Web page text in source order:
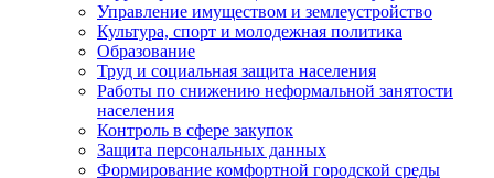
Управление имуществом и землеустройство
Культура, спорт и молодежная политика
Образование
Труд и социальная защита населения
Работы по снижению неформальной занятости
населения
Контроль в сфере закупок
Защита персональных данных
Формирование комфортной городской среды